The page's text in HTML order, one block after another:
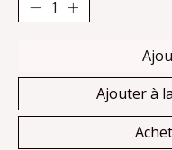
Ajouter à